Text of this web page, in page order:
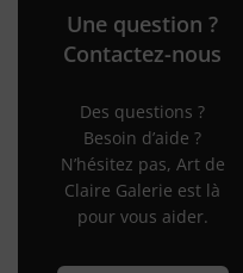
Une question ?
Contactez-nous
Des questions ?
Besoin d’aide ?
N’hésitez pas, Art de
Claire Galerie est là
pour vous aider.